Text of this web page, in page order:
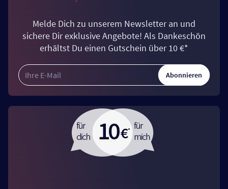
Melde Dich zu unserem Newsletter an und
sichere Dir exklusive Angebote! Als Dankeschön
erhältst Du einen Gutschein über 10 €*
Abonnieren